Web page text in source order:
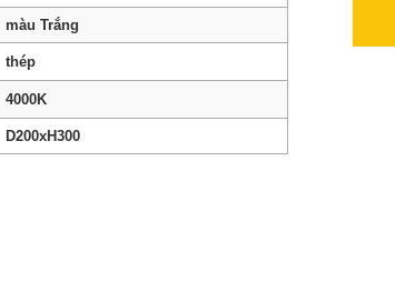
màu Trắng
thép
4000K
D200xH300